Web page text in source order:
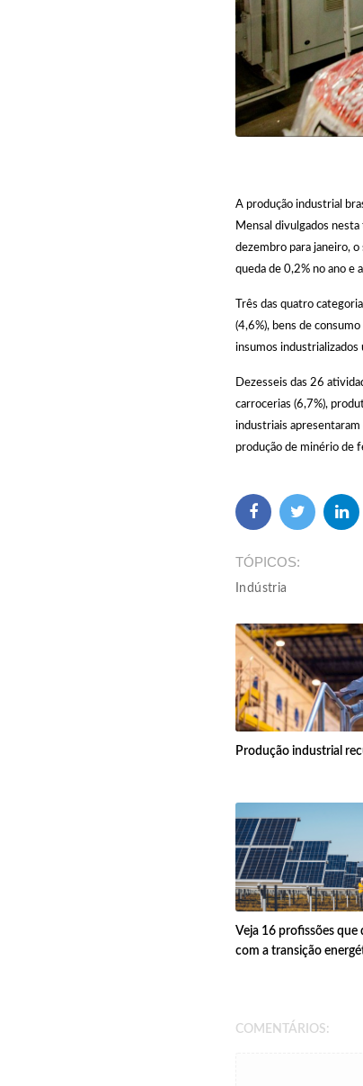
A produção industrial
Mensal divulgados
dezembro para janeiro,
queda de 0,2% no ano e
Três das quatro
(4,6%), bens de
insumos industrializados
Dezesseis das 26
carrocerias (6,7%),
industriais
produção de minério de
TÓPICOS
Indústria
Produção industrial
Veja 16 profissões que
com a transição
COMENTÁRIOS: